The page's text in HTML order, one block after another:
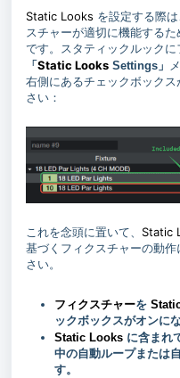
Static Looks を設定する際
スチャーが適切に機能する
です。スタティックルックに
「 Static Looks Settings」
右側にあるチェックボック
さい：
これを念頭に置いて、 Static
基づくフィクスチャーの動
さい。
フィクスチャーを
ックボックスがオンに
Static Looks に含まれ
中の自動ループまたは
す。